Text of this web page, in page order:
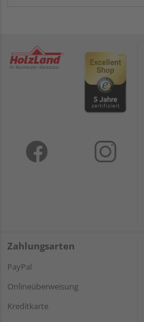
Zahlungsarten
PayPal
Onlineüberweisung
Kreditkarte